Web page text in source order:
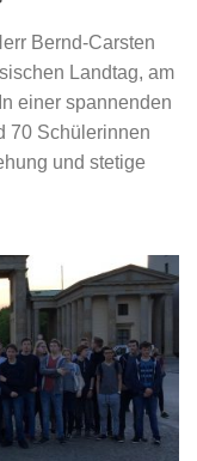
Bernd-Carsten
Landtag, am
einer spannenden
70 Schülerinnen
und stetige